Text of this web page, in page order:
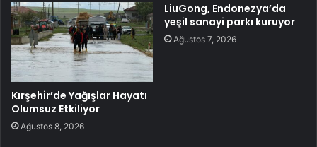
Kırşehir’de Yağışlar Hayatı
Olumsuz Etkiliyor
Ağustos 8, 2026
LiuGong, Endonezya’da
yeşil sanayi parkı kuruyor
Ağustos 7, 2026